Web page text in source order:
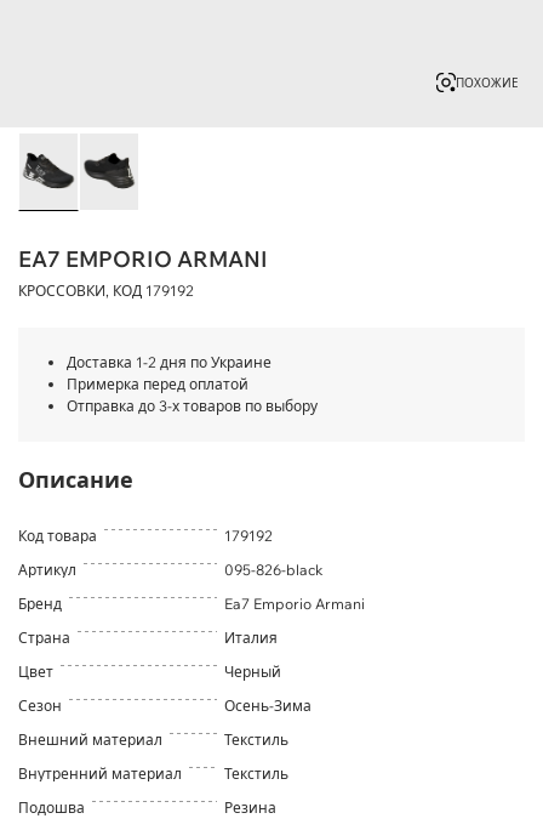
ПОХОЖИЕ
EA7 EMPORIO ARMANI
КРОССОВКИ, КОД 179192
Доставка 1-2 дня по Украине
Примерка перед оплатой
Отправка до 3-х товаров по выбору
Описание
Код товара
179192
Артикул
095-826-black
Бренд
Ea7 Emporio Armani
Страна
Италия
Цвет
Черный
Сезон
Осень-Зима
Внешний материал
Текстиль
Внутренний материал
Текстиль
Подошва
Резина